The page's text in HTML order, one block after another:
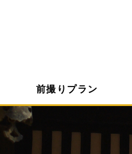
前撮りプラン